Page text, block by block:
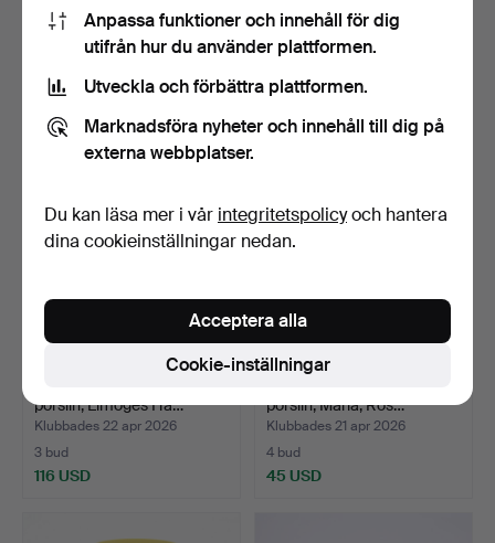
VINGLAS, 12 st, gröna
kupor.
Klubbades 28 apr 2026
1 bud
SERVISDELAR, 7 delar,
porslin, Maria, Rose…
Klubbades 22 apr 2026
2 bud
porslin, Limoges Ha…
Klubbades 22 apr 2026
3 bud
116 USD
porslin, Maria, Ros…
Klubbades 21 apr 2026
4 bud
45 USD
Anpassa funktioner och innehåll för dig
utifrån hur du använder plattformen.
Utveckla och förbättra plattformen.
Marknadsföra nyheter och innehåll till dig på
externa webbplatser.
Du kan läsa mer i vår integritetspolicyoch hantera
dina cookieinställningar nedan.
Cookie-inställningar
Acceptera alla